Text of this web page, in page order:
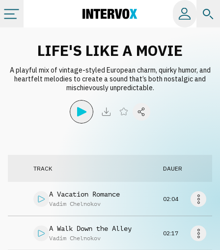
Alle Alben
LIFE'S LIKE A MOVIE
A playful mix of vintage-styled European charm, quirky humor, and
heartfelt melodies to create a sound that’s both nostalgic and
mischievously unpredictable.
TRACK DAUER
A Vacation Romance
Vadim Chelnokov
02:04
A Walk Down the Alley
Vadim Chelnokov
02:17